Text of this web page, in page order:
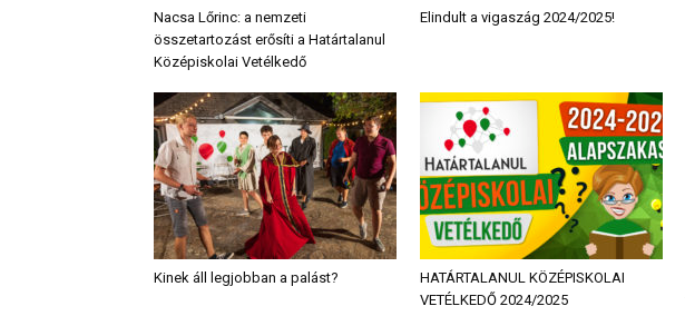
Nacsa Lőrinc: a nemzeti
összetartozást erősíti a Határtalanul
Középiskolai Vetélkedő
Elindult a vigaszág 2024/2025!
Kinek áll legjobban a palást?
HATÁRTALANUL KÖZÉPISKOLAI
VETÉLKEDŐ 2024/2025